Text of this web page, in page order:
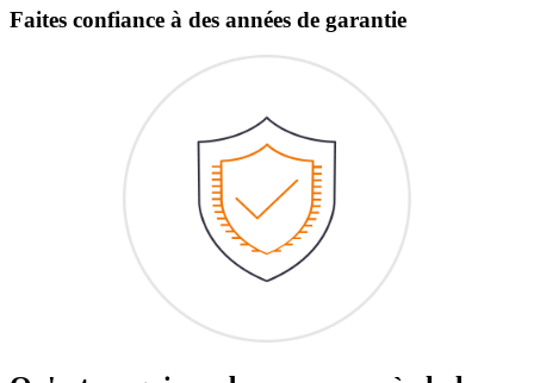
Faites confiance à des années de garantie